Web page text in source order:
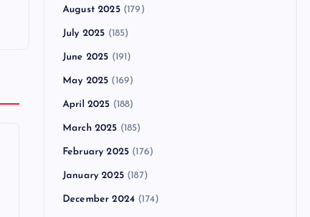
August 2025(179)
July 2025 (185)
June 2025 (191)
May 2025 (169)
April 2025 (188)
March 2025 (185)
February 2025 (176)
January 2025(187)
December 2024 (174)